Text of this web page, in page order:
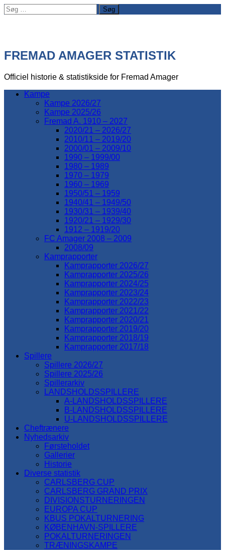
Søg
efter:
FREMAD AMAGER STATISTIK
Officiel historie & statistikside for Fremad Amager
Kampe
Kampe 2026/27
Kampe 2025/26
Fremad A. 1910 – 2027
2020/21 – 2026/27
2010/11 – 2019/20
2000/01 – 2009/10
1990 – 1999/00
1980 – 1989
1970 – 1979
1960 – 1969
1950/51 – 1959
1940/41 – 1949/50
1930/31 – 1939/40
1920/21 – 1929/30
1912 – 1919/20
FC Amager 2008 – 2009
2008/09
Kamprapporter
Kamprapporter 2026/27
Kamprapporter 2025/26
Kamprapporter 2024/25
Kamprapporter 2023/24
Kamprapporter 2022/23
Kamprapporter 2021/22
Kamprapporter 2020/21
Kamprapporter 2019/20
Kamprapporter 2018/19
Kamprapporter 2017/18
Spillere
Spillere 2026/27
Spillere 2025/26
Spillerarkiv
LANDSHOLDSSPILLERE
A-LANDSHOLDSSPILLERE
B-LANDSHOLDSSPILLERE
U-LANDSHOLDSSPILLERE
Cheftrænere
Nyhedsarkiv
Førsteholdet
Gallerier
Historie
Diverse statistik
CARLSBERG CUP
CARLSBERG GRAND PRIX
DIVISIONSTURNERINGEN
EUROPA CUP
KBUS POKALTURNERING
KØBENHAVN-SPILLERE
POKALTURNERINGEN
TRÆNINGSKAMPE